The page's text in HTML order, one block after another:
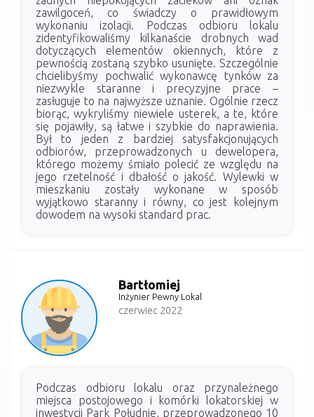
zawilgoceń, co świadczy o prawidłowym
wykonaniu izolacji. Podczas odbioru lokalu
zidentyfikowaliśmy kilkanaście drobnych wad
dotyczących elementów okiennych, które z
pewnością zostaną szybko usunięte. Szczególnie
chcielibyśmy pochwalić wykonawcę tynków za
niezwykle staranne i precyzyjne prace –
zasługuje to na najwyższe uznanie. Ogólnie rzecz
biorąc, wykryliśmy niewiele usterek, a te, które
się pojawiły, są łatwe i szybkie do naprawienia.
Był to jeden z bardziej satysfakcjonujących
odbiorów, przeprowadzonych u dewelopera,
którego możemy śmiało polecić ze względu na
jego rzetelność i dbałość o jakość. Wylewki w
mieszkaniu zostały wykonane w sposób
wyjątkowo staranny i równy, co jest kolejnym
dowodem na wysoki standard prac.
Bartłomiej
Inżynier Pewny Lokal
czerwiec 2022
Podczas odbioru lokalu oraz przynależnego
miejsca postojowego i komórki lokatorskiej w
inwestycji Park Południe, przeprowadzonego 10